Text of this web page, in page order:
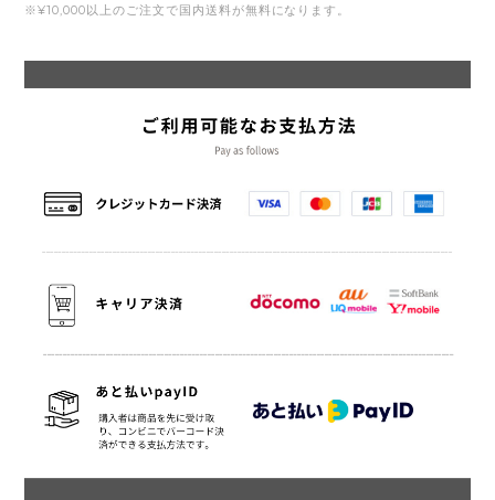
※¥10,000以上のご注文で国内送料が無料になります。